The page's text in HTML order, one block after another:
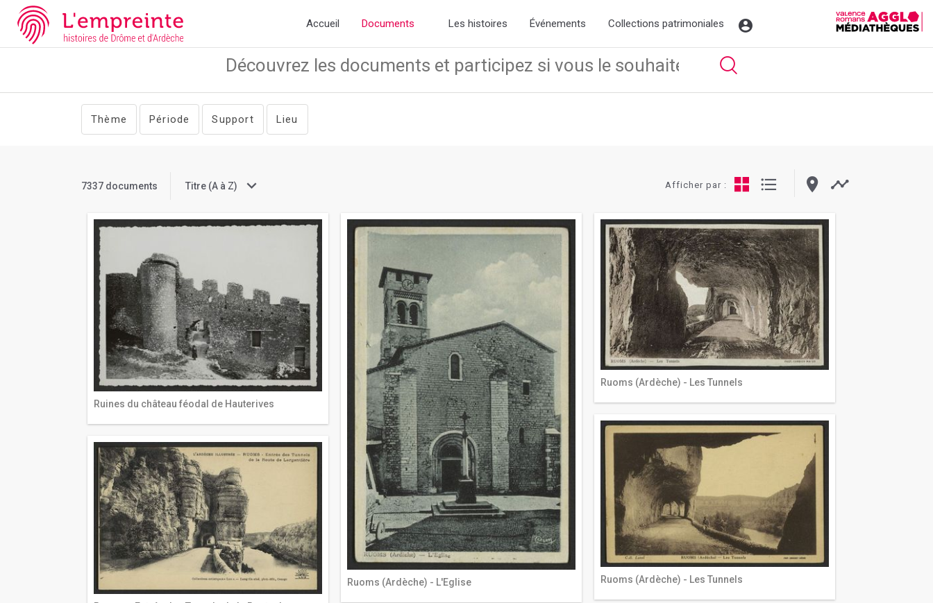
Array ( [slug] => documents [pg] => 69 )
Accueil Documents Les histoires Événements Collections patrimoniales
Thème Période Support Lieu
7337 documents Titre (A à Z) Afficher par :
Ruines du château féodal de Hauterives
Ruoms (Ardèche) - L'Eglise
Ruoms (Ardèche) - Les Tunnels
Ruoms (Ardèche) - Les Tunnels